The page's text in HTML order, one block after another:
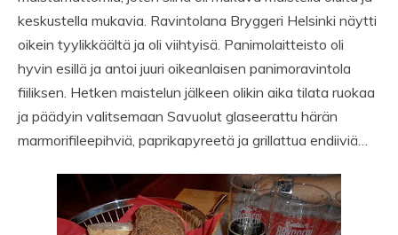
keskustella mukavia. Ravintolana Bryggeri Helsinki näytti
oikein tyylikkäältä ja oli viihtyisä. Panimolaitteisto oli
hyvin esillä ja antoi juuri oikeanlaisen panimoravintola
fiiliksen. Hetken maistelun jälkeen olikin aika tilata ruokaa
ja päädyin valitsemaan Savuolut glaseerattu härän
marmorifileepihviä, paprikapyreetä ja grillattua endiiviä…